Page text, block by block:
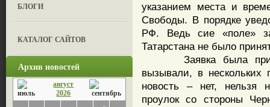
БЛОГИ
КАТАЛОГ САЙТОВ
Архив новостей
август
2026
указанием места и
Свободы. В порядке
РФ. Ведь сие «поле»
Татарстана не было
Заявка была
вызывали, в нескольких
новость – нет, нельзя
проулок со стороны